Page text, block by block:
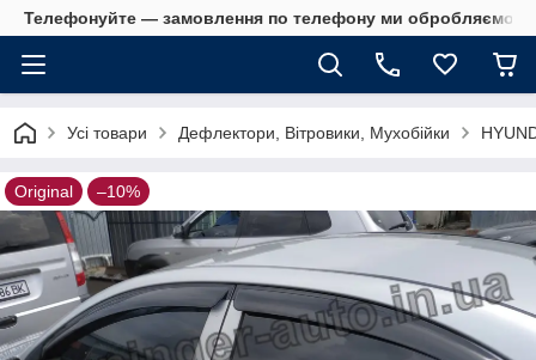
Телефонуйте — замовлення по телефону ми обробляємо в
Усі товари Дефлектори, Вітровики, Мухобійки
Original –10%